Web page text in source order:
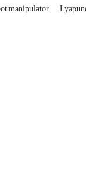
manipulator